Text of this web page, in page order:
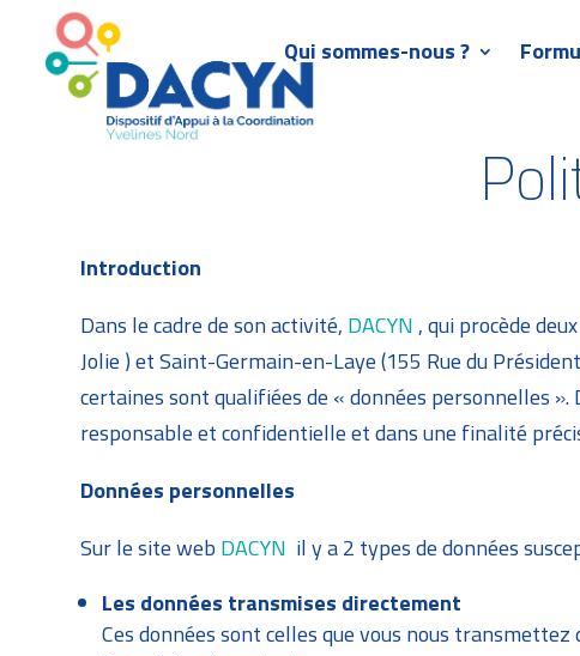
Qui sommes-nous ?
Introduction
Dans le cadre de son activité, DACYN, qui procède
Jolie ) et Saint-Germain-en-Laye (155 Rue du
certaines sont qualifiées de « données personnelles
responsable et confidentielle et dans une finalité
Données personnelles
Sur le site web DACYN il y a 2 types de données
Les données transmises directement
Ces données sont celles que vous nous